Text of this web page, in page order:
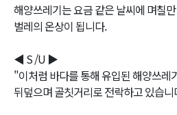
해양쓰레기는 요금 같은 날씨에 며칠
벌레의 온상이 됩니다.
◀ S /U ▶
"이처럼 바다를 통해 유입된 해양쓰레
뒤덮으며 골칫거리로 전락하고 있습